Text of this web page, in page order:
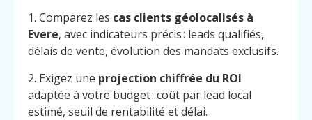
1. Comparez les cas clients géolocalisés à
Evere, avec indicateurs précis : leads qualifiés,
délais de vente, évolution des mandats exclusifs.
2. Exigez une projection chiffrée du ROI
adaptée à votre budget : coût par lead local
estimé, seuil de rentabilité et délai.